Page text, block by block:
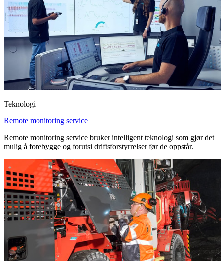
Teknologi
Remote monitoring service
Remote monitoring service bruker intelligent teknologi som gjør det
mulig å forebygge og forutsi driftsforstyrrelser før de oppstår.